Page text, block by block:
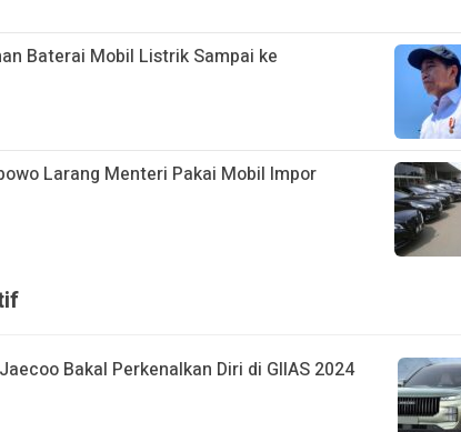
Baterai Mobil Listrik Sampai ke
Larang Menteri Pakai Mobil Impor
Bakal Perkenalkan Diri di GIIAS 2024